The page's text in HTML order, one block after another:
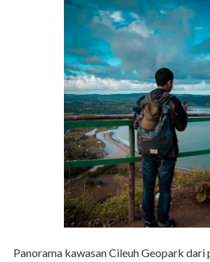
Panorama kawasan Cileuh Geopark dari